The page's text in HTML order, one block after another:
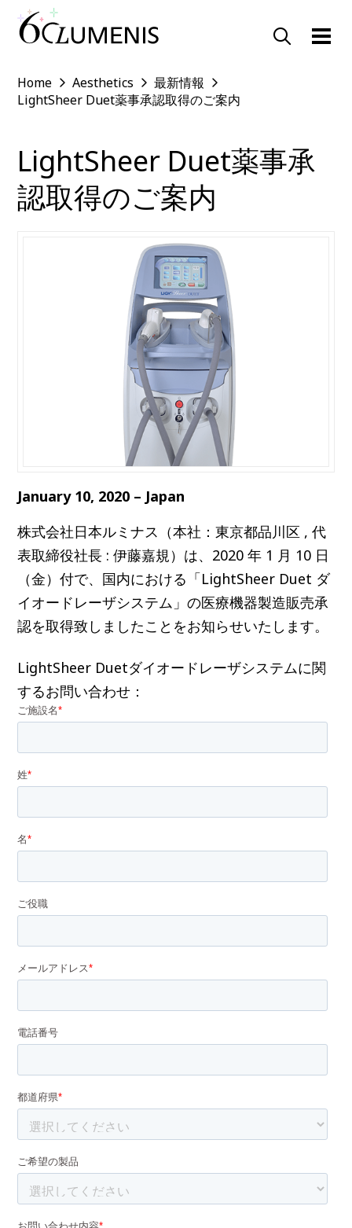
Home Aesthetics
最新情報
LightSheer Duet薬事承認取得のご案内
LightSheer Duet薬事承
認取得のご案内
January 10, 2020 – Japan
株式会社日本ルミナス（本社：東京都品川区 , 代
表取締役社長 : 伊藤嘉規）は、2020 年 1 月 10 日
（金）付で、国内における「LightSheer Duet ダ
イオードレーザシステム」の医療機器製造販売承
認を取得致しましたことをお知らせいたします。
LightSheer Duetダイオードレーザシステムに関
するお問い合わせ：